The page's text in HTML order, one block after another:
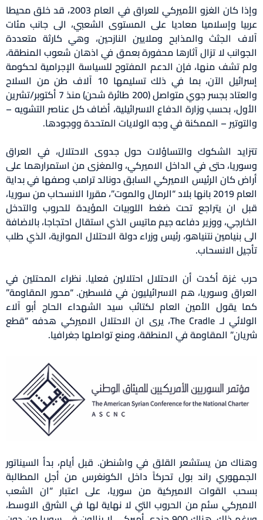
وإذا كان الغزو الأميركي للعراق في العام 2003، قد خلق محيطا
عربيا وإسلاميا معاديا على المستوى الشعبي، الى جانب مئات
آلاف الجثث والمذابح وملايين النازحين، وهي كارثة متعددة
الجوانب لا تزال آثارها محفورة بعمق في اذهان شعوب المنطقة،
ولم تشف منها، فإن الدعم المفتوح للسياسة الإجرامية لحكومة
إسرائيل الآن، بما في ذلك تسليمها 10 آلاف طن من السلاح
والعتاد بجسر جوي متواصل (200 طائرة شحن) منذ 7 أكتوبر/تشرين
الأول، بحسب وزارة الدفاع الاسرائيلية، أضاف كل عناصر التشويه –
والتوتير – الممكنة في وجه الولايات المتحدة ووجودها.
تتزايد الشكوك والتساؤلات حول جدوى الاحتلال، في العراق
وسوريا، حتى في الداخل الاميركي، والمغزى من استمرارهما على
أراض كان الرئيس الاميركي السابق دونالد ترامب وصفها في بداية
العام 2019 بانها بلاد “الرمال والموت”، مقررا الانسحاب من سوريا،
قبل ان يتراجع تحت ضغط اللوبيات المؤيدة للحروب والتدخل
الخارجي، ووزير دفاعه جيم ماتيس الذي استقال احتجاجا، بالاضافة
الى بنيامين نتنياهو، رئيس وزراء دولة الاحتلال الموازية، الذي طلب
تأجيل الانسحاب.
حرب غزة أكدت أن الاحتلال احتلالين فعليا. نظراء المحتلين في
العراق وسوريا، هم الاسرائيليون في فلسطين. “محور المقاومة”
كما يقول الأمين العام لكتائب سيد الشهداء الحاج أبو آلاء
الولائي لـ The Cradle، يرى ان الاحتلال الاميركي هدفه “قطع
شريان” المقاومة في المنطقة، ومنع تواصلها جغرافيا.
وهناك من يستشعر القلق في واشنطن. قبل أيام، بدأ السيناتور
الجمهوري راند بول تحركاً داخل الكونغرس من أجل المطالبة
بسحب القوات الاميركية من سوريا، على اعتبار “ان الشعب
الاميركي سئم من الحروب التي لا نهاية لها في الشرق الاوسط،